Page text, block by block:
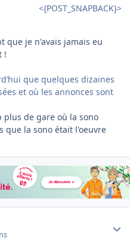
<{POST_SNAPBACK}>
que je n'avais jamais eu
!
que quelques dizaines
et où les annonces sont
plus de gare où la sono
que la sono était l'oeuvre